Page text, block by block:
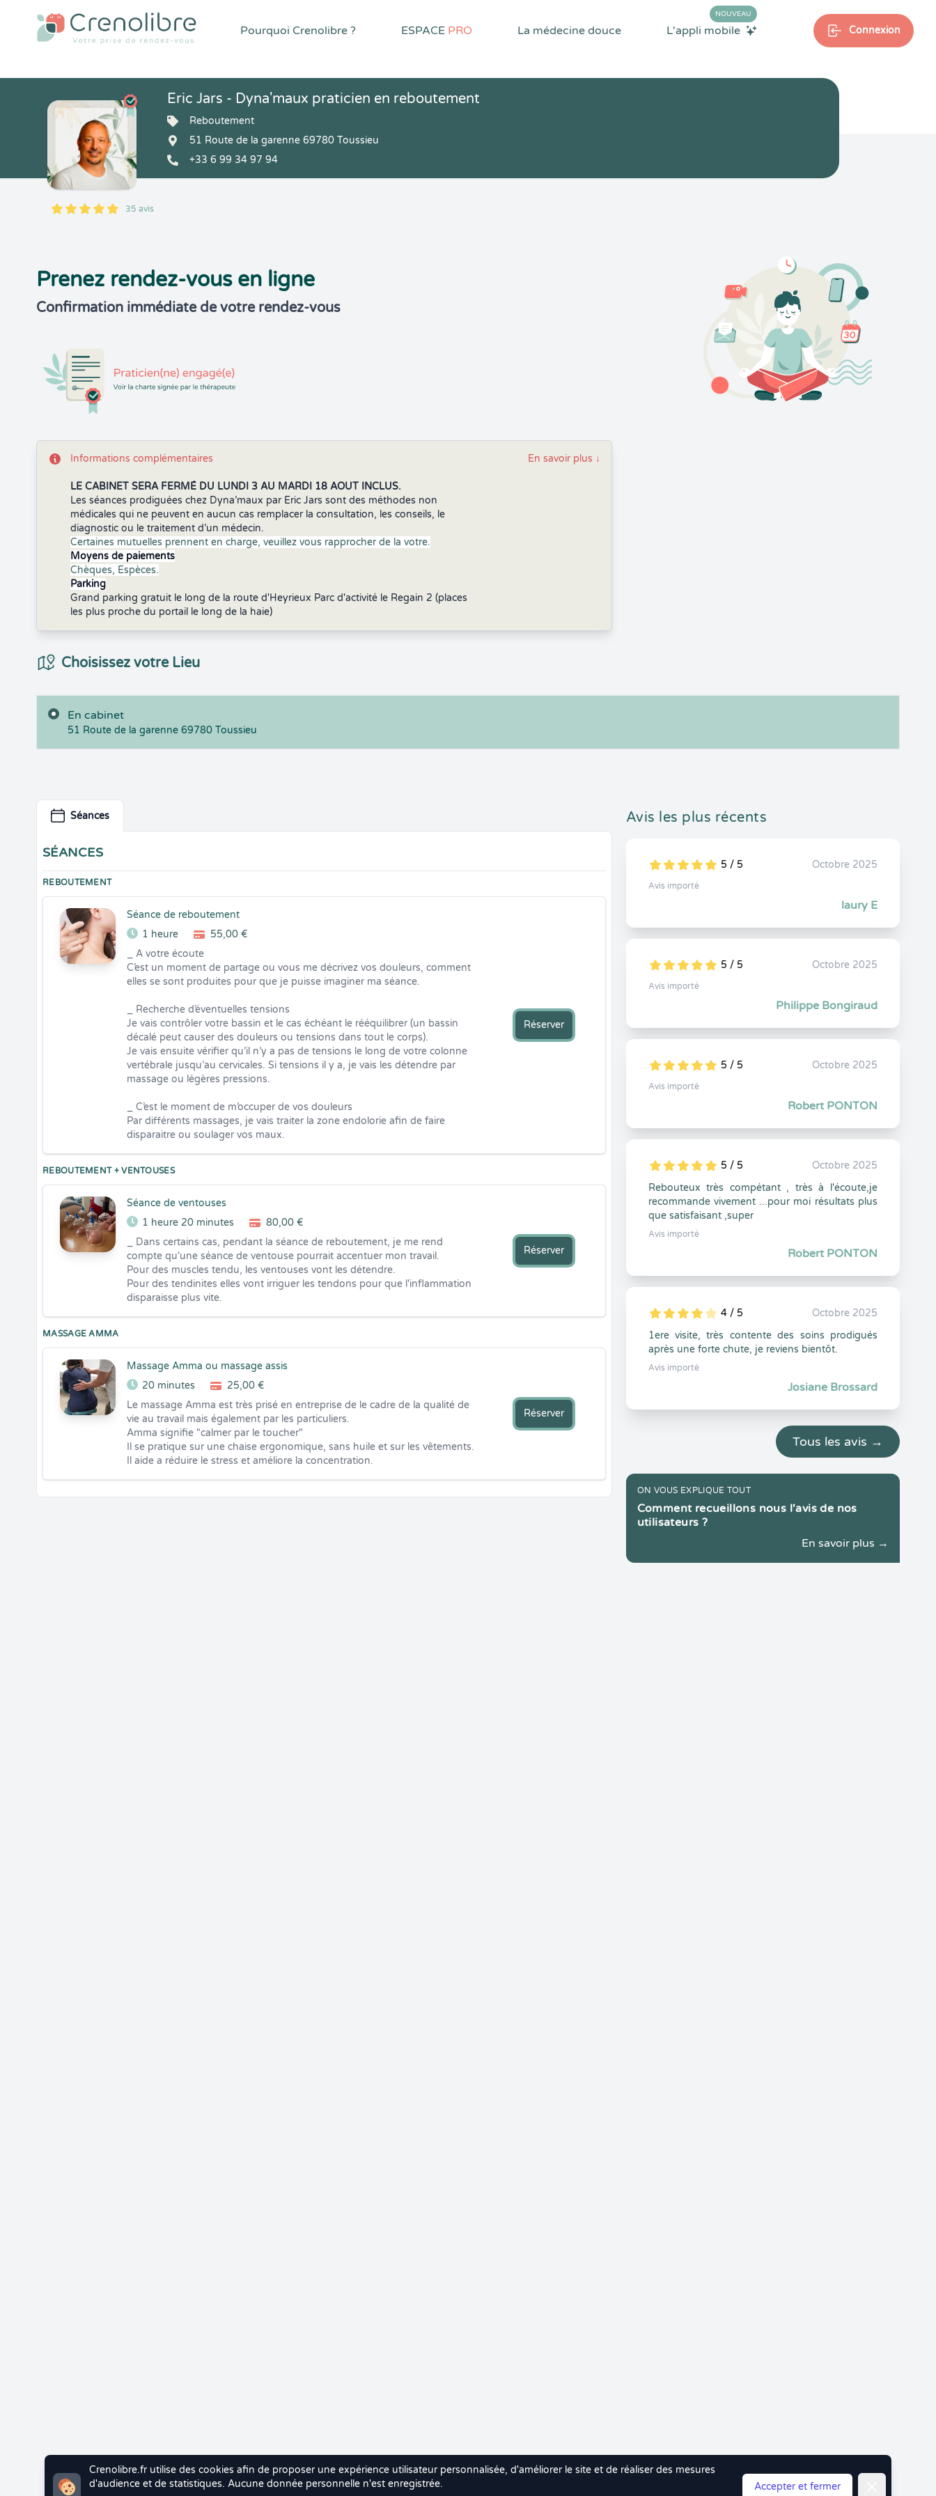
Pourquoi Crenolibre ? ESPACE PRO La médecine douce L'appli mobile
NOUVEAU
Connexion
5
1
5
35 35 avis
Eric Jars - Dyna'maux praticien en reboutement
Reboutement
51 Route de la garenne 69780 Toussieu
+33 6 99 34 97 94
Prenez rendez-vous en ligne
Confirmation immédiate de votre rendez-vous
Informations complémentaires
LE CABINET SERA FERMÉ DU LUNDI 3 AU MARDI 18 AOUT INCLUS.
Les séances prodiguées chez Dyna’maux par Eric Jars sont des méthodes non
médicales qui ne peuvent en aucun cas remplacer la consultation, les conseils, le
diagnostic ou le traitement d’un médecin.
Certaines mutuelles prennent en charge, veuillez vous rapprocher de la votre.
Moyens de paiements
Chèques, Espèces.
Parking
Grand parking gratuit le long de la route d'Heyrieux Parc d'activité le Regain 2 (places
les plus proche du portail le long de la haie)
En savoir plus ↓
Choix du Lieux
Choisissez votre Lieu
En cabinet
51 Route de la garenne 69780 Toussieu
Séances
SÉANCES
REBOUTEMENT
Séance de reboutement
1 heure
55,00 €
_ A votre écoute
C’est un moment de partage ou vous me décrivez vos douleurs, comment
elles se sont produites pour que je puisse imaginer ma séance.
_ Recherche d’éventuelles tensions
Je vais contrôler votre bassin et le cas échéant le rééquilibrer (un bassin
décalé peut causer des douleurs ou tensions dans tout le corps).
Je vais ensuite vérifier qu’il n’y a pas de tensions le long de votre colonne
vertébrale jusqu’au cervicales. Si tensions il y a, je vais les détendre par
massage ou légères pressions.
_ C’est le moment de m’occuper de vos douleurs
Par différents massages, je vais traiter la zone endolorie afin de faire
disparaitre ou soulager vos maux.
Réserver
REBOUTEMENT + VENTOUSES
Séance de ventouses
1 heure 20 minutes
80,00 €
_ Dans certains cas, pendant la séance de reboutement, je me rend
compte qu'une séance de ventouse pourrait accentuer mon travail.
Pour des muscles tendu, les ventouses vont les détendre.
Pour des tendinites elles vont irriguer les tendons pour que l'inflammation
disparaisse plus vite.
Réserver
MASSAGE AMMA
Massage Amma ou massage assis
20 minutes
25,00 €
Le massage Amma est très prisé en entreprise de le cadre de la qualité de
vie au travail mais également par les particuliers.
Amma signifie "calmer par le toucher"
Il se pratique sur une chaise ergonomique, sans huile et sur les vêtements.
Il aide a réduire le stress et améliore la concentration.
Réserver
Avis les plus récents
5
1
5
0 5 / 5 Octobre 2025
Avis importé
laury E
5
1
5
0 5 / 5 Octobre 2025
Avis importé
Philippe Bongiraud
5
1
5
0 5 / 5 Octobre 2025
Avis importé
Robert PONTON
5
1
5
0 5 / 5
Octobre 2025
Rebouteux très compétant , très à l'écoute,je
recommande vivement ...pour moi résultats plus
que satisfaisant ,super
Avis importé
Robert PONTON
5
1
4
0 4 / 5
Octobre 2025
1ere visite, très contente des soins prodigués
après une forte chute, je reviens bientôt.
Avis importé
Josiane Brossard
Tous les avis →
ON VOUS EXPLIQUE TOUT
Comment recueillons nous l'avis de nos
utilisateurs ?
En savoir plus →
Crenolibre.fr utilise des cookies afin de proposer une expérience utilisateur personnalisée, d'améliorer le site et de réaliser des mesures
d'audience et de statistiques. Aucune donnée personnelle n'est enregistrée.
Accepter et fermer